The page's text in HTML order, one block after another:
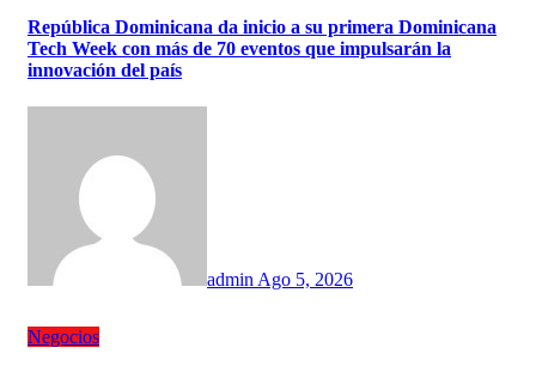
República Dominicana da inicio a su primera Dominicana
Tech Week con más de 70 eventos que impulsarán la
innovación del país
admin Ago 5, 2026
Negocios